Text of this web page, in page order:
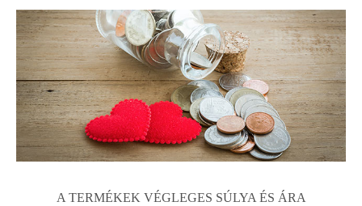
A TERMÉKEK VÉGLEGES SÚLYA ÉS ÁRA